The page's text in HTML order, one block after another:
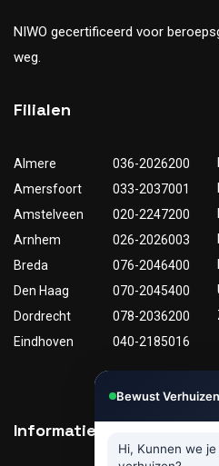
NIWO gecertificeerd voor
weg.
Filialen
Almere
036-2026200
Amersfoort
033-2037001
Amstelveen
020-2247200
Arnhem
026-2026003
Breda
076-2046400
Den Haag
070-2045400
Dordrecht
078-2036200
Eindhoven
040-2185016
Informatie
Bewust Verhuizen
Hi, Kunnen we